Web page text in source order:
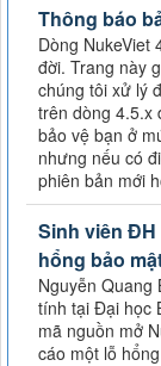
Thông báo
Dòng NukeViet
đời. Trang này
chúng tôi xử lý
trên dòng 4.5.x
bảo vệ bạn ở
nhưng nếu có
phiên bản mới
Sinh viên ĐH
hổng bảo
Nguyễn Quang
tính tại Đại học
mã nguồn mở
cáo một lỗ